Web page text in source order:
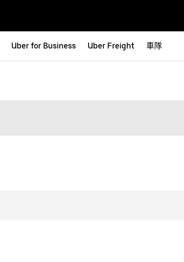
Uber for Business Uber Freight 車隊